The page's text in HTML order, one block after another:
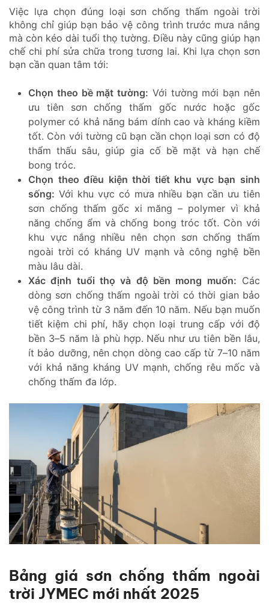
Việc lựa chọn đúng loại sơn chống thấm ngoài trời
không chỉ giúp bạn bảo vệ công trình trước mưa nắng
mà còn kéo dài tuổi thọ tường. Điều này cũng giúp hạn
chế chi phí sửa chữa trong tương lai. Khi lựa chọn sơn
bạn cần quan tâm tới:
Chọn theo bề mặt tường: Với tường mới bạn nên
ưu tiên sơn chống thấm gốc nước hoặc gốc
polymer có khả năng bám dính cao và kháng kiềm
tốt. Còn với tường cũ bạn cần chọn loại sơn có độ
thẩm thấu sâu, giúp gia cố bề mặt và hạn chế
bong tróc.
Chọn theo điều kiện thời tiết khu vực bạn sinh
sống: Với khu vực có mưa nhiều bạn cần ưu tiên
sơn chống thấm gốc xi măng – polymer vì khả
năng chống ẩm và chống bong tróc tốt. Còn với
khu vực nắng nhiều nên chọn sơn chống thấm
ngoài trời có kháng UV mạnh và công nghệ bền
màu lâu dài.
Xác định tuổi thọ và độ bền mong muốn: Các
dòng sơn chống thấm ngoài trời có thời gian bảo
vệ công trình từ 3 năm đến 10 năm. Nếu bạn muốn
tiết kiệm chi phí, hãy chọn loại trung cấp với độ
bền 3–5 năm là phù hợp. Nếu như ưu tiên bền lâu,
ít bảo dưỡng, nên chọn dòng cao cấp từ 7–10 năm
với khả năng kháng UV mạnh, chống rêu mốc và
chống thấm đa lớp.
Bảng giá sơn chống thấm ngoài
trời JYMEC mới nhất 2025